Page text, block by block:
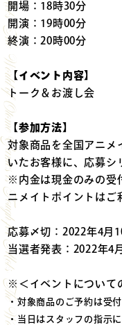
開場：18時30分
開演：19時00分
終演：20時00分
【イベント内容】
トーク＆お渡し会
【参加方法】
対象商品を全国アニメ
いたお客様に、応募シ
※内金は現金のみの受
ニメイトポイントはご
応募〆切：2022年4月
当選者発表：2022年4
※＜イベントについて
・対象商品のご予約は受
・当日はスタッフの指示